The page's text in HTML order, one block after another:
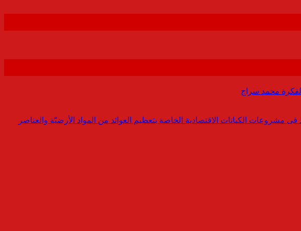
محمد سراج
فى مشروعات الكيانات الاقتصادية الخاصة بتعظيم العوائد من المواد الأرضيّة والعناصر